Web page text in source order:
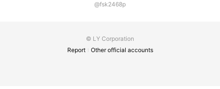
@fsk2468p
© LY Corporation
Report
Other official accounts